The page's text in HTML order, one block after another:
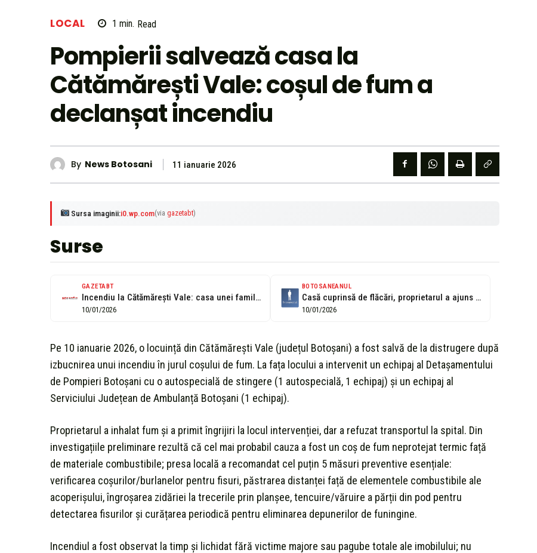
LOCAL 1 min. Read
Pompierii salvează casa la
Cătămărești Vale: coșul de fum a
declanșat incendiu
By News Botosani 11 ianuarie 2026
Sursa imaginii:i0.wp.com(viagazetabt)
Surse
GAZETABT
Incendiu la Cătămărești Vale: casa unei familii, salvată de pompieri după ce...
10/01/2026
BOTOSANEANUL
Casă cuprinsă de flăcări, proprietarul a ajuns în brațele medicilor
10/01/2026
Pe 10 ianuarie 2026, o locuință din Cătămărești Vale (județul Botoșani) a fost salvă de la distrugere după
izbucnirea unui incendiu în jurul coșului de fum. La fața locului a intervenit un echipaj al Detașamentului
de Pompieri Botoșani cu o autospecială de stingere (1 autospecială, 1 echipaj) și un echipaj al
Serviciului Județean de Ambulanță Botoșani (1 echipaj).
Proprietarul a inhalat fum și a primit îngrijiri la locul intervenției, dar a refuzat transportul la spital. Din
investigațiile preliminare rezultă că cel mai probabil cauza a fost un coș de fum neprotejat termic față
de materiale combustibile; presa locală a recomandat cel puțin 5 măsuri preventive esențiale:
verificarea coșurilor/burlanelor pentru fisuri, păstrarea distanței față de elementele combustibile ale
acoperișului, îngroșarea zidăriei la trecerile prin planșee, tencuire/văruire a părții din pod pentru
detectarea fisurilor și curățarea periodică pentru eliminarea depunerilor de funingine.
Incendiul a fost observat la timp și lichidat fără victime majore sau pagube totale ale imobilului; nu